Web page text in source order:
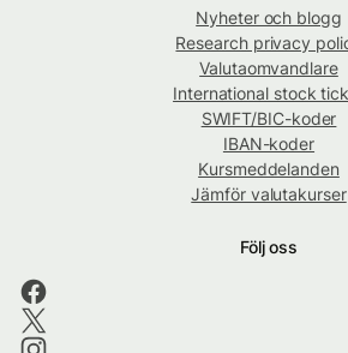
Nyheter och blogg
Research privacy
Valutaomvandlare
International stock
SWIFT/BIC-koder
IBAN-koder
Kursmeddelanden
Jämför valutakurser
Följ oss